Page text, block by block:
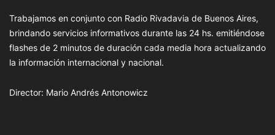
Trabajamos en conjunto con Radio Rivadavia de Buenos Aires,
brindando servicios informativos durante las 24 hs. emitiéndose
flashes de 2 minutos de duración cada media hora actualizando
la información internacional y nacional.
Director: Mario Andrés Antonowicz